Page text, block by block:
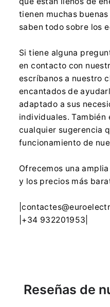
tienen muchas
saben todo sobre los
Si tiene alguna
en contacto con
escríbanos a nuestro
encantados de
adaptado a sus
individuales. También
cualquier sugerencia
funcionamiento de
Ofrecemos una
y los precios más
|+34 932201953|
Reseñas de